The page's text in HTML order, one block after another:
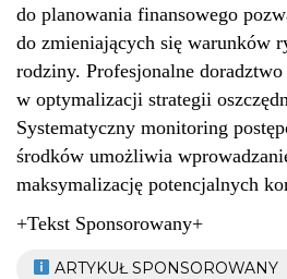
do planowania finansowego
do zmieniających się warunków
rodziny. Profesjonalne
w optymalizacji strategii
Systematyczny monitoring
środków umożliwia
maksymalizację potencjalnych
+Tekst Sponsorowany+
ARTYKUŁ SPONSOROWANY